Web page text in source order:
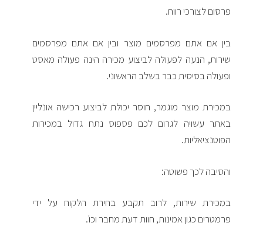
פרסום לצורכי רווח.
בין אם אתם מפרסמים מוצר ובין אם אתם מפרסמים
שירות, הנעה לפעולה לביצוע מכירה הינה פעולה מאסט
ופעולה בסיסית כבר בשלב הראשוני.
במכירת מוצר מוגמר, חוסר יכולת לביצוע רכישה אונליין
באתר עשויה לגרום לכם פספוס נתח גדול במכירות
הפוטנציאליות.
והסיבה לכך פשוטה:
במכירת שירות, לרוב תקבע בחירת הלקוח על ידי
פרמטרים כגון אמינות, חוות דעת מחבר וכו'.